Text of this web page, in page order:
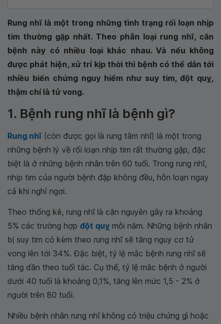
Rung nhĩ là một trong những tình trạng rối loạn nhịp
tim thường gặp nhất. Theo phân loại rung nhĩ, căn
bệnh này có nhiều loại khác nhau. Và nếu không
được phát hiện, xử trí kịp thời thì bệnh có thể dẫn tới
nhiều biến chứng nguy hiểm như suy tim, đột quỵ,
thậm chí là tử vong.
1. Bệnh rung nhĩ là bệnh gì?
Rung nhĩ (còn được gọi là rung tâm nhĩ) là một trong
những bệnh lý về rối loạn nhịp tim rất thường gặp, đặc
biệt là ở những bệnh nhân trên 60 tuổi. Trong rung nhĩ,
nhịp tim của người bệnh đập không đều, hỗn loạn ngay
cả khi nghỉ ngơi.
Theo thống kê, rung nhĩ là căn nguyên gây ra khoảng
5% các trường hợp đột quỵ mỗi năm. Những bệnh nhân
bị suy tim có kèm theo rung nhĩ sẽ tăng nguy cơ tử
vong lên tới 34%. Đặc biệt, tỷ lệ mắc bệnh rung nhĩ sẽ
tăng dần theo tuổi tác. Cụ thể, tỷ lệ mắc bệnh ở người
dưới 40 tuổi là khoảng 0,1%, tăng lên mức 1,5 - 2% ở
người trên 80 tuổi.
Nhiều bệnh nhân rung nhĩ không có triệu chứng gì hoặc